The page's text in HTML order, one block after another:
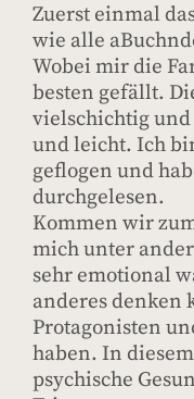
Zuerst einmal
wie alle
Wobei mir die
besten gefällt.
vielschichtig
und leicht. Ich
geflogen und
durchgelesen.
Kommen wir
mich unter
sehr emotional
anderes denken
Protagonisten
haben. In
psychische